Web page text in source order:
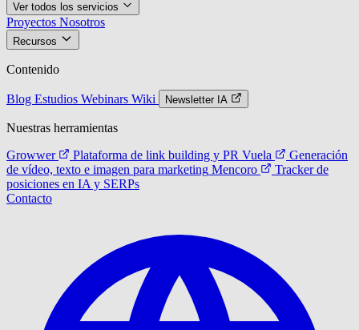
Ver todos los servicios
Proyectos Nosotros
Recursos
Contenido
Blog Estudios Webinars Wiki Newsletter IA
Nuestras herramientas
Growwer
Plataforma de link building y PR Vuela
Generación
de vídeo, texto e imagen para marketing Mencoro
Tracker de
posiciones en IA y SERPs
Contacto